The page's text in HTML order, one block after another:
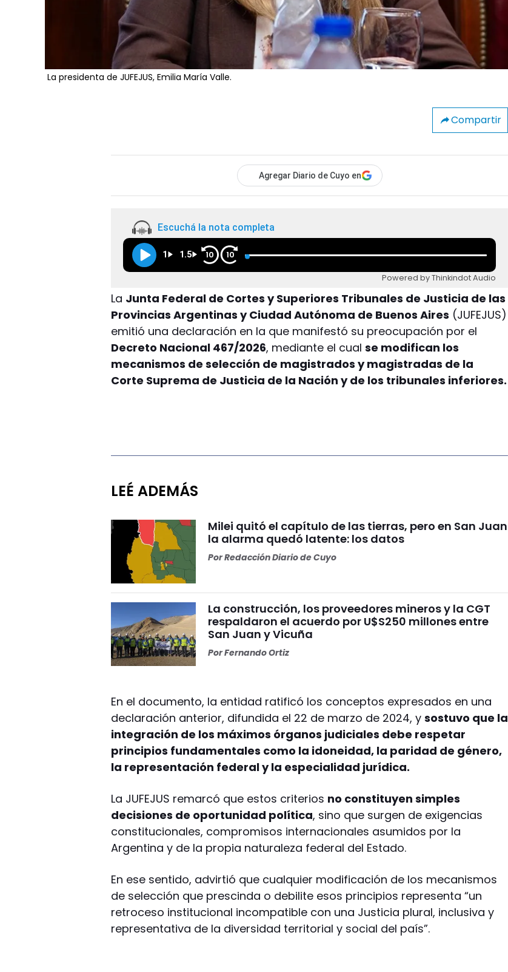
La presidenta de JUFEJUS, Emilia María Valle.
Compartir
Agregar Diario de Cuyo en
Escuchá la nota completa
1 1.5 10 10
Powered by Thinkindot Audio
La Junta Federal de Cortes y Superiores Tribunales de Justicia de las
Provincias Argentinas y Ciudad Autónoma de Buenos Aires (JUFEJUS)
emitió una declaración en la que manifestó su preocupación por el
Decreto Nacional 467/2026, mediante el cualse modifican los
mecanismos de selección de magistrados y magistradas de la
Corte Suprema de Justicia de la Nación y de los tribunales inferiores.
LEÉ ADEMÁS
Milei quitó el capítulo de las tierras, pero en San Juan
la alarma quedó latente: los datos
PorRedacción Diario de Cuyo
La construcción, los proveedores mineros y la CGT
respaldaron el acuerdo por U$S250 millones entre
San Juan y Vicuña
PorFernando Ortiz
En el documento, la entidad ratificó los conceptos expresados en una
declaración anterior, difundida el 22 de marzo de 2024, ysostuvo que la
integración de los máximos órganos judiciales debe respetar
principios fundamentales como la idoneidad, la paridad de género,
la representación federal y la especialidad jurídica.
La JUFEJUS remarcó que estos criterios no constituyen simples
decisiones de oportunidad política, sino que surgen de exigencias
constitucionales, compromisos internacionales asumidos por la
Argentina y de la propia naturaleza federal del Estado.
En ese sentido, advirtió que cualquier modificación de los mecanismos
de selección que prescinda o debilite esos principios representa “un
retroceso institucional incompatible con una Justicia plural, inclusiva y
representativa de la diversidad territorial y social del país”.